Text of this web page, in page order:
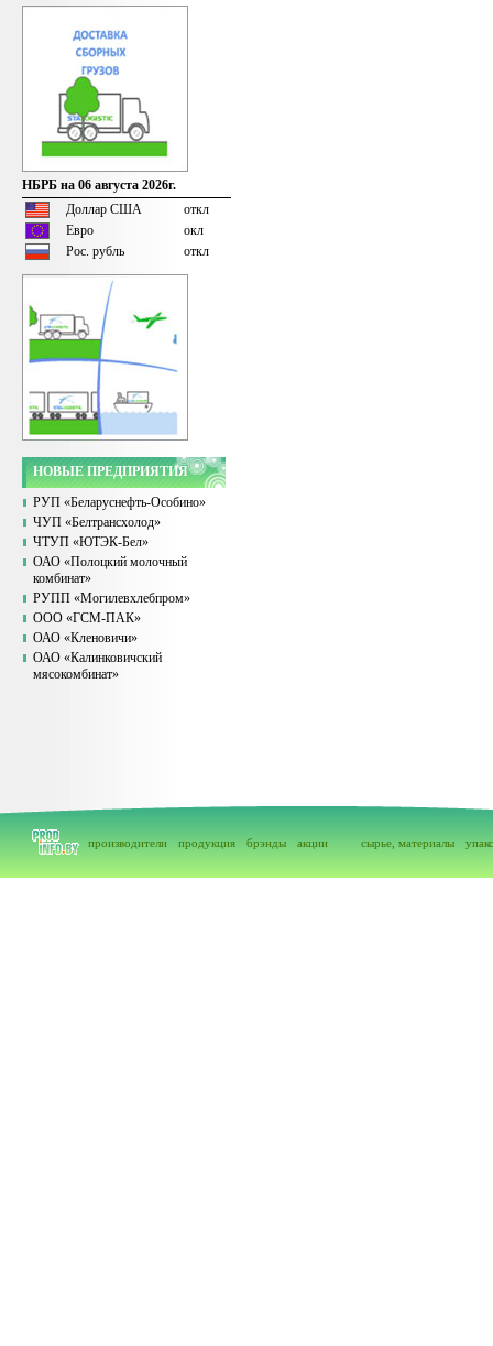
НБРБ на 06 августа 2026г.
Доллар США
откл
Евро
окл
Рос. рубль
откл
НОВЫЕ ПРЕДПРИЯТИЯ
РУП «Беларуснефть-Особино»
ЧУП «Белтрансхолод»
ЧТУП «ЮТЭК-Бел»
ОАО «Полоцкий молочный
комбинат»
РУПП «Могилевхлебпром»
ООО «ГСМ-ПАК»
ОАО «Кленовичи»
ОАО «Калинковичский
мясокомбинат»
производители продукция брэнды акции сырье, материалы